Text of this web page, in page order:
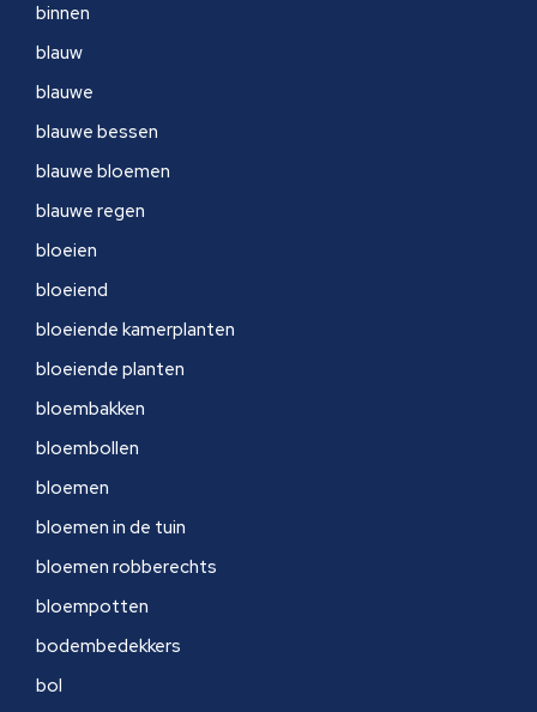
binnen
blauw
blauwe
blauwe bessen
blauwe bloemen
blauwe regen
bloeien
bloeiend
bloeiende kamerplanten
bloeiende planten
bloembakken
bloembollen
bloemen
bloemen in de tuin
bloemen robberechts
bloempotten
bodembedekkers
bol